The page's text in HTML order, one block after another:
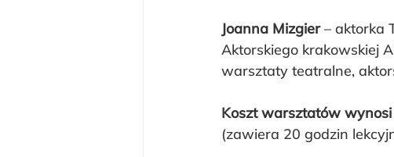
Joanna Mizgier – aktorka
Aktorskiego krakowskiej
warsztaty teatralne,
Koszt warsztatów wynosi
(zawiera 20 godzin